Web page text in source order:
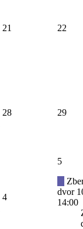
21 22
28 29
4
5
dvor
14:00